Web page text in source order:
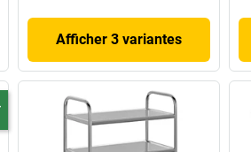
Afficher 3 variantes